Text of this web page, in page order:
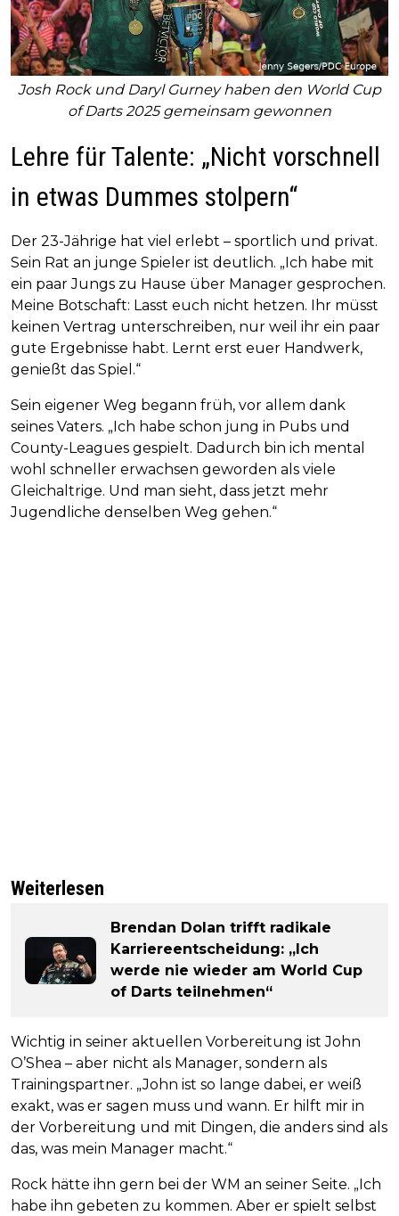
Josh Rock und Daryl Gurney haben den World Cup
of Darts 2025 gemeinsam gewonnen
Lehre für Talente: „Nicht vorschnell
in etwas Dummes stolpern“
Der 23-Jährige hat viel erlebt – sportlich und privat.
Sein Rat an junge Spieler ist deutlich. „Ich habe mit
ein paar Jungs zu Hause über Manager gesprochen.
Meine Botschaft: Lasst euch nicht hetzen. Ihr müsst
keinen Vertrag unterschreiben, nur weil ihr ein paar
gute Ergebnisse habt. Lernt erst euer Handwerk,
genießt das Spiel.“
Sein eigener Weg begann früh, vor allem dank
seines Vaters. „Ich habe schon jung in Pubs und
County-Leagues gespielt. Dadurch bin ich mental
wohl schneller erwachsen geworden als viele
Gleichaltrige. Und man sieht, dass jetzt mehr
Jugendliche denselben Weg gehen.“
Weiterlesen
Brendan Dolan trifft radikale
Karriereentscheidung: „Ich
werde nie wieder am World Cup
of Darts teilnehmen“
Wichtig in seiner aktuellen Vorbereitung ist John
O’Shea – aber nicht als Manager, sondern als
Trainingspartner. „John ist so lange dabei, er weiß
exakt, was er sagen muss und wann. Er hilft mir in
der Vorbereitung und mit Dingen, die anders sind als
das, was mein Manager macht.“
Rock hätte ihn gern bei der WM an seiner Seite. „Ich
habe ihn gebeten zu kommen. Aber er spielt selbst